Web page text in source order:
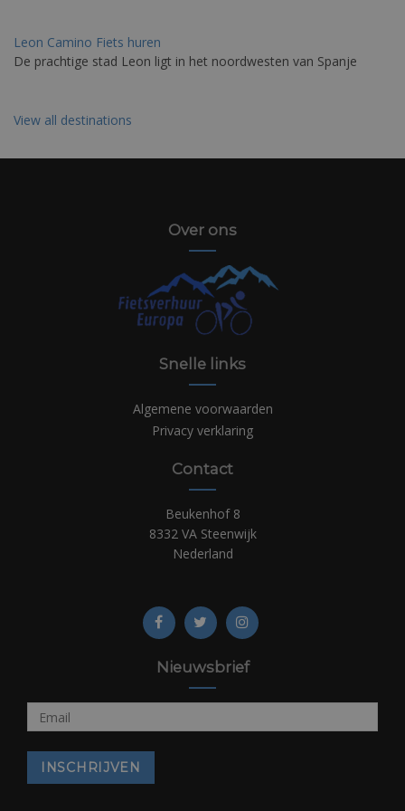
Leon Camino Fiets huren
De prachtige stad Leon ligt in het noordwesten van Spanje
View all destinations
Over ons
Snelle links
Algemene voorwaarden
Privacy verklaring
Contact
Beukenhof 8
8332 VA Steenwijk
Nederland
Nieuwsbrief